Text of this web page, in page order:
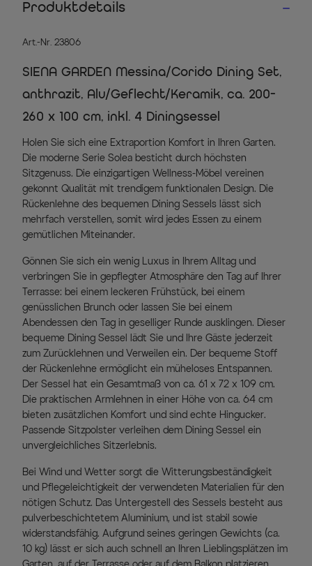
Produktdetails
Art.-Nr. 23806
SIENA GARDEN Messina/Corido Dining Set,
anthrazit, Alu/Geflecht/Keramik, ca. 200-
260 x 100 cm, inkl. 4 Diningsessel
Holen Sie sich eine Extraportion Komfort in Ihren Garten.
Die moderne Serie Solea besticht durch höchsten
Sitzgenuss. Die einzigartigen Wellness-Möbel vereinen
gekonnt Qualität mit trendigem funktionalen Design. Die
Rückenlehne des bequemen Dining Sessels lässt sich
mehrfach verstellen, somit wird jedes Essen zu einem
gemütlichen Miteinander.
Gönnen Sie sich ein wenig Luxus in Ihrem Alltag und
verbringen Sie in gepflegter Atmosphäre den Tag auf Ihrer
Terrasse: bei einem leckeren Frühstück, bei einem
genüsslichen Brunch oder lassen Sie bei einem
Abendessen den Tag in geselliger Runde ausklingen. Dieser
bequeme Dining Sessel lädt Sie und Ihre Gäste jederzeit
zum Zurücklehnen und Verweilen ein. Der bequeme Stoff
der Rückenlehne ermöglicht ein müheloses Entspannen.
Der Sessel hat ein Gesamtmaß von ca. 61 x 72 x 109 cm.
Die praktischen Armlehnen in einer Höhe von ca. 64 cm
bieten zusätzlichen Komfort und sind echte Hingucker.
Passende Sitzpolster verleihen dem Dining Sessel ein
unvergleichliches Sitzerlebnis.
Bei Wind und Wetter sorgt die Witterungsbeständigkeit
und Pflegeleichtigkeit der verwendeten Materialien für den
nötigen Schutz. Das Untergestell des Sessels besteht aus
pulverbeschichtetem Aluminium, und ist stabil sowie
widerstandsfähig. Aufgrund seines geringen Gewichts (ca.
10 kg) lässt er sich auch schnell an Ihren Lieblingsplätzen im